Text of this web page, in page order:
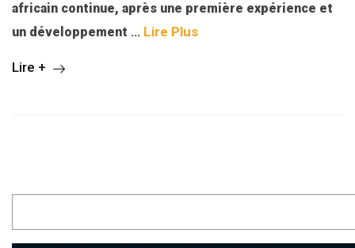
africain continue, après une première expérience et
un développement … Lire Plus
Lire +